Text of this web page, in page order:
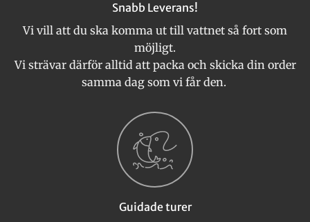
Snabb Leverans!
Vi vill att du ska komma ut till vattnet så fort som
möjligt.
Vi strävar därför alltid att packa och skicka din order
samma dag som vi får den.
Guidade turer